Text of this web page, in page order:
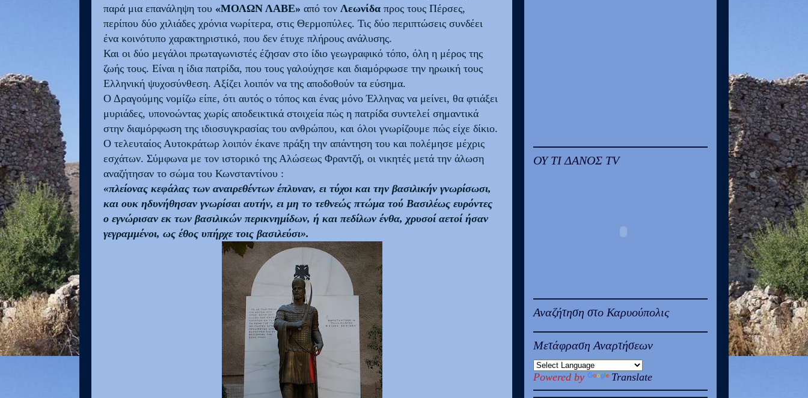
παρά μια επανάληψη του «ΜΟΛΩΝ ΛΑΒΕ» από τον Λεωνίδα προς τους Πέρσες,
περίπου δύο χιλιάδες χρόνια νωρίτερα, στις Θερμοπύλες. Τις δύο περιπτώσεις συνδέει
ένα κοινότυπο χαρακτηριστικό, που δεν έτυχε πλήρους ανάλυσης.
Και οι δύο μεγάλοι πρωταγωνιστές έζησαν στο ίδιο γεωγραφικό τόπο, όλη η μέρος της
ζωής τους. Είναι η ίδια πατρίδα, που τους γαλούχησε και διαμόρφωσε την ηρωική τους
Ελληνική ψυχοσύνθεση. Αξίζει λοιπόν να της αποδοθούν τα εύσημα.
Ο Δραγούμης νομίζω είπε, ότι αυτός ο τόπος και ένας μόνο Έλληνας να μείνει, θα φτιάξει
μυριάδες, υπονοώντας χωρίς αποδεικτικά στοιχεία πώς η πατρίδα συντελεί σημαντικά
στην διαμόρφωση της ιδιοσυγκρασίας του ανθρώπου, και όλοι γνωρίζουμε πώς είχε δίκιο.
Ο τελευταίος Αυτοκράτωρ λοιπόν έκανε πράξη την απάντηση του και πολέμησε μέχρις
εσχάτων. Σύμφωνα με τον ιστορικό της Αλώσεως Φραντζή, οι νικητές μετά την άλωση
αναζήτησαν το σώμα του Κωνσταντίνου :
«πλείονας κεφάλας των αναιρεθέντων έπλυναν, ει τύχοι και την βασιλικήν γνωρίσωσι,
και ουκ ηδυνήθησαν γνωρίσαι αυτήν, ει μη το τεθνεώς πτώμα τού Βασιλέως ευρόντες
ο εγνώρισαν εκ των βασιλικών περικνημίδων, ή και πεδίλων ένθα, χρυσοί αετοί ήσαν
γεγραμμένοι, ως έθος υπήρχε τοις βασιλεύσι».
ΟΥ ΤΙ ΔΑΝΟΣ TV
Αναζήτηση στο Καρυούπολις
Μετάφραση Αναρτήσεων
Powered by Translate